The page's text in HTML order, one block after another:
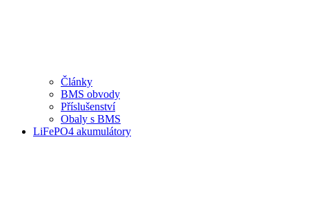
Články
BMS obvody
Příslušenství
Obaly s BMS
LiFePO4 akumulátory